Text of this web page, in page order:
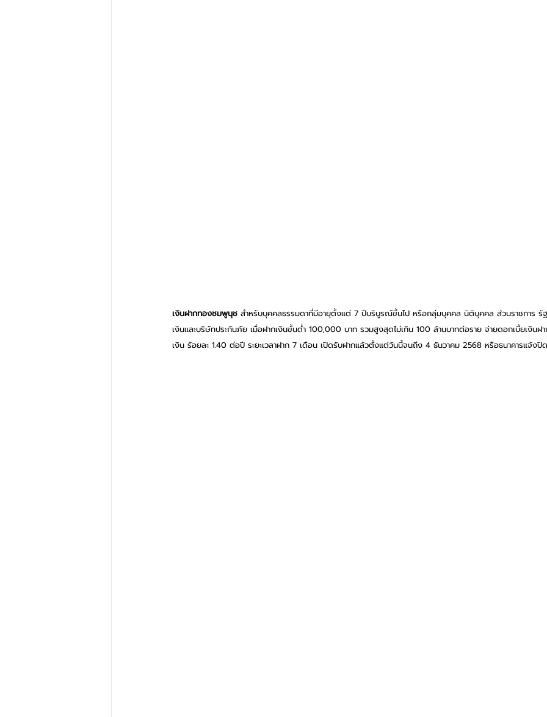
เงินฝากทองชมพูนุช สำหรับบุคคลธรรมดาที่มีอายุตั้งแต่ 7 ปีบริบูรณ์ขึ้นไป หรือกลุ่มบุคคล นิติบุคคล ส่วนราชการ รั
เงินและบริษัทประกันภัย เมื่อฝากเงินขั้นต่ำ 100,000 บาท รวมสูงสุดไม่เกิน 100 ล้านบาทต่อราย จ่ายดอกเบี้ยเงินฝ
เงิน ร้อยละ 1.40 ต่อปี ระยะเวลาฝาก 7 เดือน เปิดรับฝากแล้วตั้งแต่วันนี้จนถึง 4 ธันวาคม 2568 หรือธนาคารแจ้งปิ